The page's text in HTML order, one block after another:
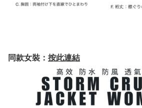
同款女裝： 按此連結